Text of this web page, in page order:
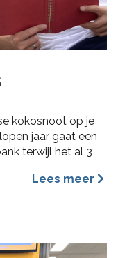
kokosnoot op je
jaar gaat een
terwijl het al 3
verbinding
Lees meer